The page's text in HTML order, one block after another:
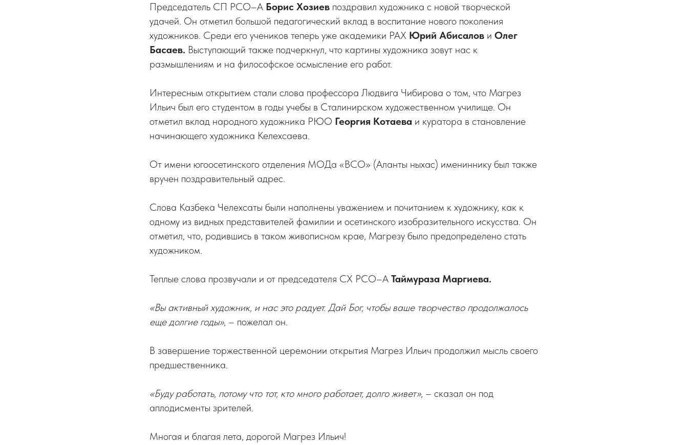
Председатель СП РСО–А Борис Хозиев поздравил художника с новой творческой
удачей. Он отметил большой педагогический вклад в воспитание нового поколения
художников. Среди его учеников теперь уже академики РАХ Юрий Абисалов и Олег
Басаев. Выступающий также подчеркнул, что картины художника зовут нас к
размышлениям и на философское осмысление его работ.
Интересным открытием стали слова профессора Людвига Чибирова о том, что Магрез
Ильич был его студентом в годы учебы в Сталинирском художественном училище. Он
отметил вклад народного художника РЮО Георгия Котаева и куратора в становление
начинающего художника Келехсаева.
От имени югоосетинского отделения МОДа «ВСО» (Аланты ныхас) имениннику был также
вручен поздравительный адрес.
Слова Казбека Челехсаты были наполнены уважением и почитанием к художнику, как к
одному из видных представителей фамилии и осетинского изобразительного искусства. Он
отметил, что, родившись в таком живописном крае, Магрезу было предопределено стать
художником.
Теплые слова прозвучали и от председателя СХ РСО–А Таймураза Маргиева.
«Вы активный художник, и нас это радует. Дай Бог, чтобы ваше творчество продолжалось
еще долгие годы», – пожелал он.
В завершение торжественной церемонии открытия Магрез Ильич продолжил мысль своего
предшественника.
«Буду работать, потому что тот, кто много работает, долго живет», – сказал он под
аплодисменты зрителей.
Многая и благая лета, дорогой Магрез Ильич!